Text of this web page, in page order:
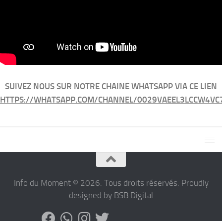
SUIVEZ NOUS SUR NOTRE CHAINE WHATSAPP VIA CE LIEN
HTTPS://WHATSAPP.COM/CHANNEL/
Info du Moment © 2026. Tous droits réservés. Proudly
designed by BSB Digital